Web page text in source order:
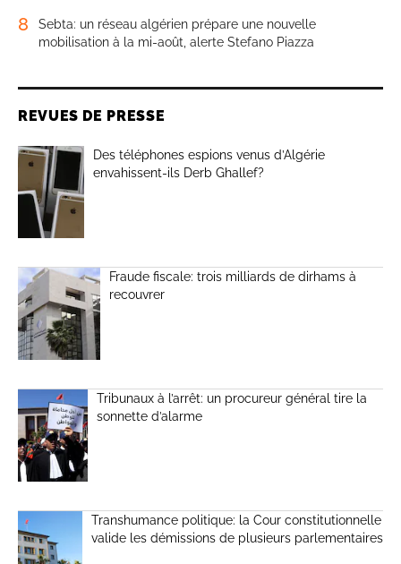
8
Sebta: un réseau algérien prépare une nouvelle
mobilisation à la mi-août, alerte Stefano Piazza
REVUES DE PRESSE
Des téléphones espions venus d’Algérie
envahissent-ils Derb Ghallef?
Fraude fiscale: trois milliards de dirhams à
recouvrer
Tribunaux à l’arrêt: un procureur général tire la
sonnette d’alarme
Transhumance politique: la Cour constitutionnelle
valide les démissions de plusieurs parlementaires